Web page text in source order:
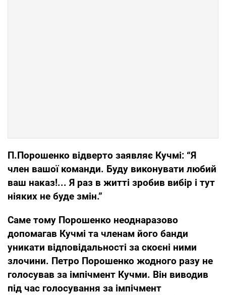
П.Порошенко відверто заявляє Кучмі: “Я
член вашої команди. Буду виконувати любий
ваш наказ!... Я раз в житті зробив вибір і тут
ніяких не буде змін.”
Саме тому Порошенко неоднаразово
допомагав Кучмі та членам його банди
уникати відповідальності за скоєні ними
злочини. Петро Порошенко жодного разу не
голосував за імпічмент Кучми. Він виводив
під час голосування за імпічмент